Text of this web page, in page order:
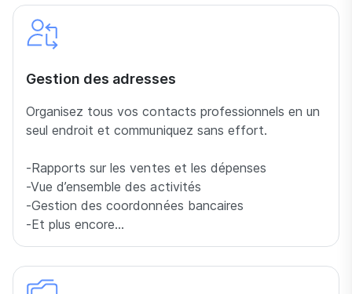
Gestion des adresses
Organisez tous vos contacts professionnels en un
seul endroit et communiquez sans effort.
-Rapports sur les ventes et les dépenses
-Vue d’ensemble des activités
-Gestion des coordonnées bancaires
-Et plus encore…